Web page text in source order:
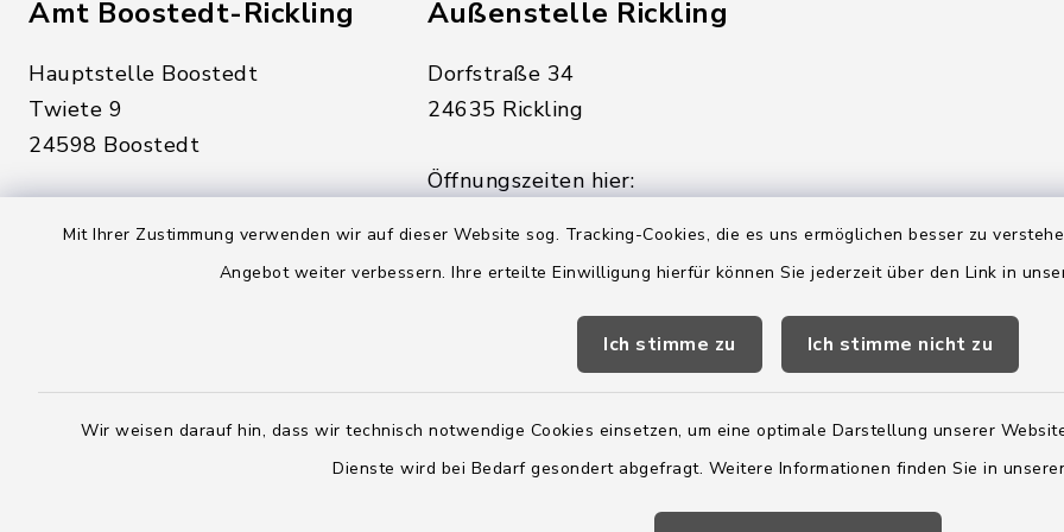
Mit Ihrer Zustimmung verwenden wir auf dieser Website sog. Tracking-Cookies, die es uns ermöglichen besser zu
Angebot weiter verbessern. Ihre erteilte Einwilligung hierfür können Sie jederzeit über den Link in
Ich stimme zu Ich stimme nicht zu
Wir weisen darauf hin, dass wir technisch notwendige Cookies einsetzen, um eine optimale Darstellung unserer
Dienste wird bei Bedarf gesondert abgefragt. Weitere Informationen finden Sie in
Amt Boostedt-Rickling
Hauptstelle Boostedt
Twiete 9
24598 Boostedt
Montag, Dienstag, Donnerstag,
sowie zusätzlich am Dienstag:
14:00 - 18:00 Uhr
Außenstelle Rickling
Dorfstraße 34
24635 Rickling
Öffnungszeiten hier:
08:00 - 12:00 Uhr
sowie zusätzlich am Donnerstag:
14:00 - 18:00 Uhr
04328 179-0
04328 - 179-44
info@amt-boostedt-